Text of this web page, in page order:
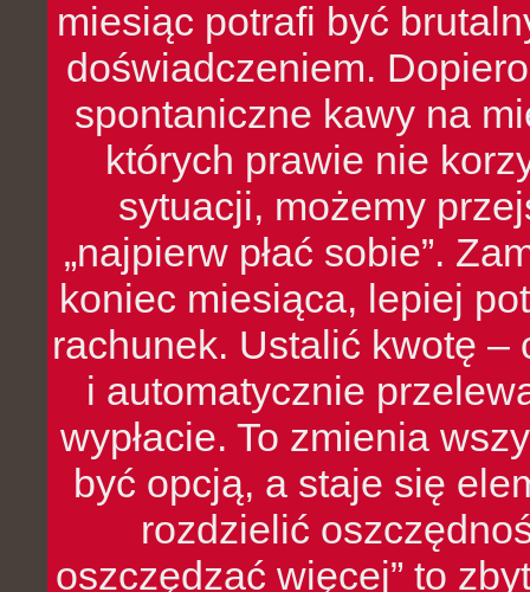
miesiąc potrafi być
doświadczeniem.
spontaniczne kawy na
których prawie nie
sytuacji, możemy
„najpierw płać sobie”.
koniec miesiąca, lepiej
rachunek. Ustalić kwotę
i automatycznie
wypłacie. To zmienia
być opcją, a staje się
rozdzielić
oszczędzać więcej” to